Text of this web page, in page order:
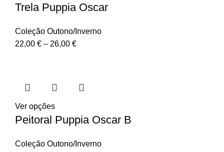
Trela Puppia Oscar
Coleção Outono/Inverno
22,00 € – 26,00 €
Ver opções
Peitoral Puppia Oscar B
Coleção Outono/Inverno